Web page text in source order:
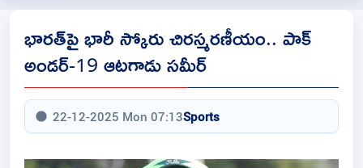
భారత్‌పై భారీ స్కోరు చిరస్మరణీయం.. పాక్
అండర్-19 ఆటగాడు సమీర్
22-12-2025 Mon 07:13Sports